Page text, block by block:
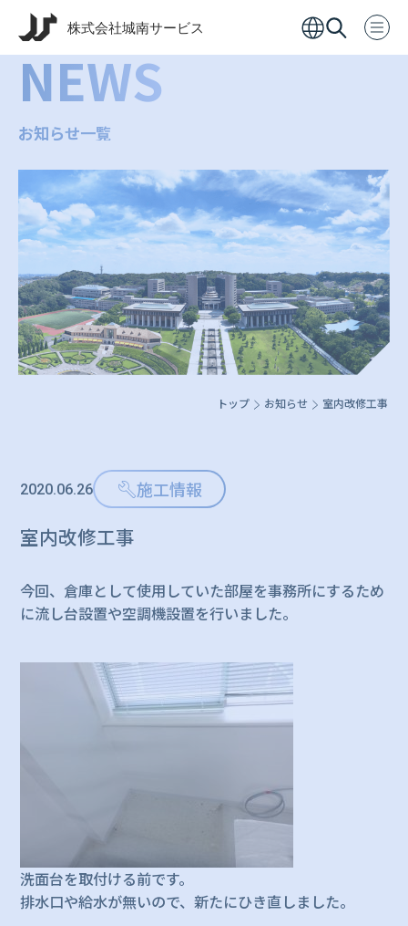
NEWS
お知らせ一覧
トップ お知らせ 室内改修工事
2020.06.26 施工情報
室内改修工事
今回、倉庫として使用していた部屋を事務所にするため
に流し台設置や空調機設置を行いました。
洗面台を取付ける前です。
排水口や給水が無いので、新たにひき直しました。